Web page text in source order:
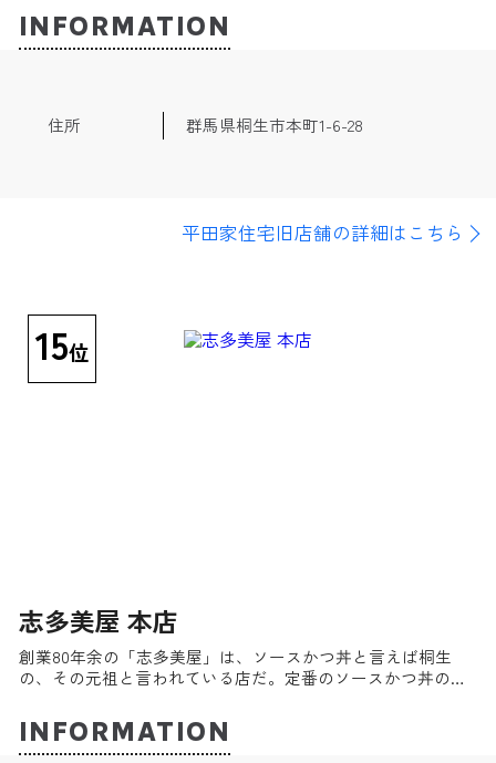
た。その後染料や生糸などを扱うようになったが、戦時中は
仕入れが困難に廃業。主屋と隣接する土蔵ともに平成18年
(2006)に国登録有形文化財に登録された明治時代の町家建築
INFORMATION
住所 群馬県桐生市本町1-6-28
平田家住宅旧店舗の詳細はこちら
15位
志多美屋 本店
創業80年余の「志多美屋」は、ソースかつ丼と言えば桐生
の、その元祖と言われている店だ。定番のソースかつ丼の
舗の味を様々な形で頂けるのが嬉しい。また持ち帰り用のメ
ニューも多いので桐生散策のお供に、家庭用にと選べる。
INFORMATION